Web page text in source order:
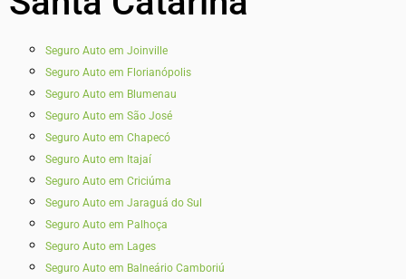
Seguro Auto em Joinville
Seguro Auto em Florianópolis
Seguro Auto em Blumenau
Seguro Auto em São José
Seguro Auto em Chapecó
Seguro Auto em Itajaí
Seguro Auto em Criciúma
Seguro Auto em Jaraguá do Sul
Seguro Auto em Palhoça
Seguro Auto em Lages
Seguro Auto em Balneário Camboriú